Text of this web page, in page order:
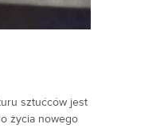
sztućców jest
życia nowego